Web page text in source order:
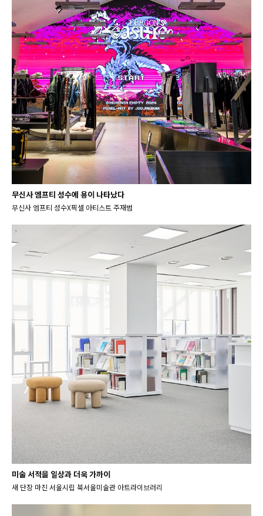
무신사 엠프티 성수에 용이 나타났다
무신사 엠프티 성수X픽셀 아티스트 주재범
미술 서적을 일상과 더욱 가까이
새 단장 마친 서울시립 북서울미술관 아트라이브러리